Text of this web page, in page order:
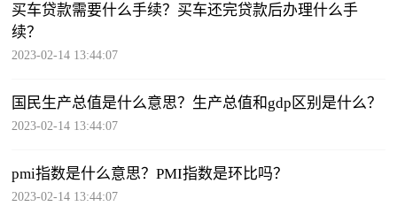
买车贷款需要什么手续？买车还完贷款后办理什么手
续？
2023-02-14 13:44:07
国民生产总值是什么意思？生产总值和gdp区别是什么？
2023-02-14 13:44:07
pmi指数是什么意思？PMI指数是环比吗？
2023-02-14 13:44:07